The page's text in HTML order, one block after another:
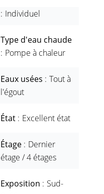
Individuel
Type d'eau chaude
Pompe à chaleur
Eaux usées
Tout à
l'égout
État Excellent état
Étage
Dernier
étage / 4 étages
Exposition
Sud-